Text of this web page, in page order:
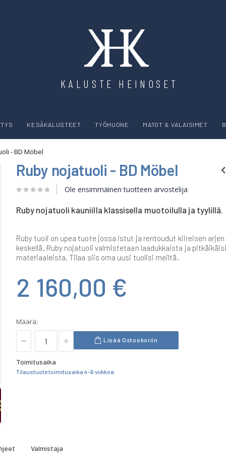
KALUSTE HEINOSET
KESÄKALUSTEET TYÖHUONE MATOT & VALAISIMET
- BD Möbel
Ruby nojatuoli - BD Möbel
Ole ensimmäinen tuotteen arvostelija
Ruby nojatuoli kauniilla klassisella muotoilulla ja tyylillä.
Ruby tuoli on upea tuote jossa istut ja rentoudut kiireisen arjen
keskellä. Ruby nojatuoli valmistetaan laadukkaista ja
materiaaleista. Tilaa siis oma uusi tuolisi meiltä.
2 160,00 €
Määrä:
Lisää Ostoskoriin
Toimitusaika
Tilaustuote toimitusaika 4-6 viikkoa
Valmistaja